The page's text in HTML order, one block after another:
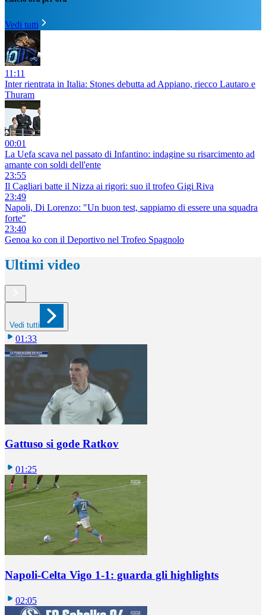
Vedi tutti
11:11
Inter rientrata in Italia: Stones debutta ad Appiano, riecco Lautaro e
Thuram
00:01
La Uefa scava nel passato di Infantino: indagine su risarcimento ad
amante con soldi dell'ente
23:55
Il Cagliari batte il Nizza ai rigori: suo il trofeo Gigi Riva
23:49
Napoli, Di Lorenzo: "Un buon test, sappiamo di essere una squadra
forte"
23:40
Genoa ko con il Deportivo nel Trofeo Spagnolo
Ultimi video
Vedi tutti
01:33
Gattuso si gode Ratkov
01:25
Napoli-Celta Vigo 1-1: guarda gli highlights
02:05